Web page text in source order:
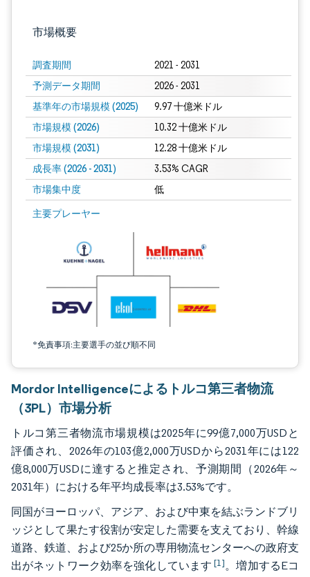
市場概要
調査期間 2021 - 2031
予測データ期間 2026 - 2031
基準年の市場規模 (2025) 9.97 十億米ドル
市場規模 (2026) 10.32 十億米ドル
市場規模 (2031) 12.28 十億米ドル
成長率 (2026 - 2031) 3.53% CAGR
市場集中度 低
主要プレーヤー
*免責事項:主要選手の並び順不同
画像 © Mordor Intelligence。再利用にはCC BY 4.0の表示が必要です。
Mordor Intelligenceによるトルコ第三者物流
（3PL）市場分析
トルコ第三者物流市場規模は2025年に99億7,000万USDと
評価され、2026年の103億2,000万USDから2031年には122
億8,000万USDに達すると推定され、予測期間（2026年～
2031年）における年平均成長率は3.53%です。
同国がヨーロッパ、アジア、および中東を結ぶランドブリ
ッジとして果たす役割が安定した需要を支えており、幹線
道路、鉄道、および25か所の専用物流センターへの政府支
出がネットワーク効率を強化しています[1]。増加するEコ